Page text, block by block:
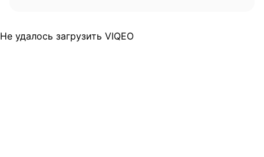
Не удалось загрузить VIQEO